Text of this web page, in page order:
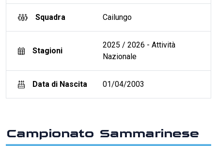
Squadra Cailungo
Stagioni
2025 / 2026 - Attività
Nazionale
Data di Nascita 01/04/2003
Campionato Sammarinese